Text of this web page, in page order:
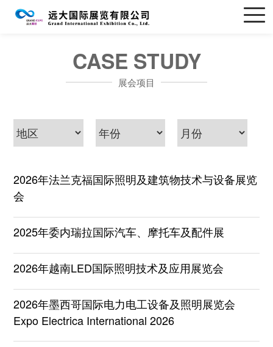
CASE STUDY
展会项目
2026年法兰克福国际照明及建筑物技术与设备展览
会
2025年委内瑞拉国际汽车、摩托车及配件展
2026年越南LED国际照明技术及应用展览会
2026年墨西哥国际电力电工设备及照明展览会
Expo Electrica International 2026